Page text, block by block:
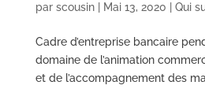
par scousin| Mai 13, 2020 Qui
Cadre d’entreprise bancaire
domaine de l’animation
et de l’accompagnement des